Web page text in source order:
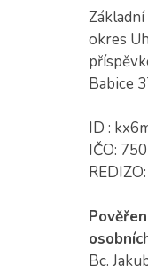
okres
Babice
ID :
IČO:
Bc.